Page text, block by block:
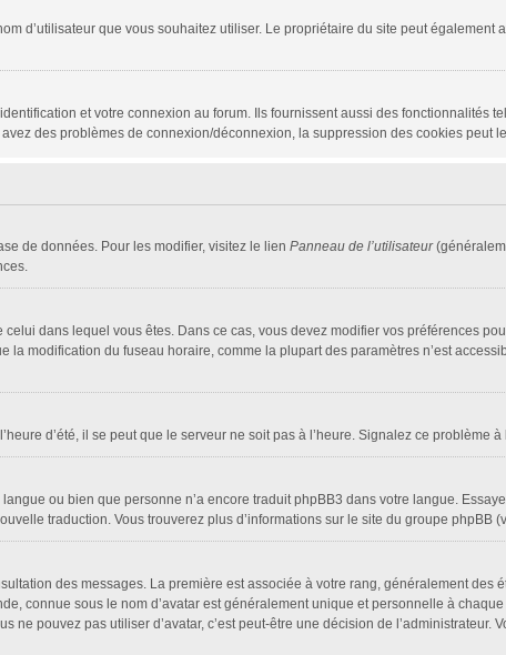
d’utilisateur que vous souhaitez utiliser. Le propriétaire du site peut également
et votre connexion au forum. Ils fournissent aussi des fonctionnalités
des problèmes de connexion/déconnexion, la suppression des cookies peut
de données. Pour les modifier, visitez le lien Panneau de l’utilisateur
celui dans lequel vous êtes. Dans ce cas, vous devez modifier vos préférences
la modification du fuseau horaire, comme la plupart des paramètres n’est
d’été, il se peut que le serveur ne soit pas à l’heure. Signalez ce problème à
ou bien que personne n’a encore traduit phpBB3 dans votre langue.
traduction. Vous trouverez plus d’informations sur le site du groupe phpBB
des messages. La première est associée à votre rang, généralement des
connue sous le nom d’avatar est généralement unique et personnelle à chaque
pouvez pas utiliser d’avatar, c’est peut-être une décision de l’administrateur.